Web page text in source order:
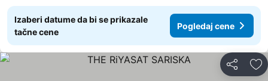
Izaberi datume da bi se prikazale
tačne cene
Pogledaj cene
Deli